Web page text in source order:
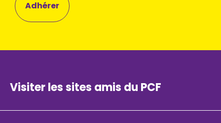
Adhérer
Visiter les sites amis du PCF